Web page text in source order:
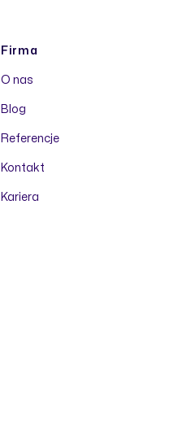
Firma
O nas
Blog
Referencje
Kontakt
Kariera